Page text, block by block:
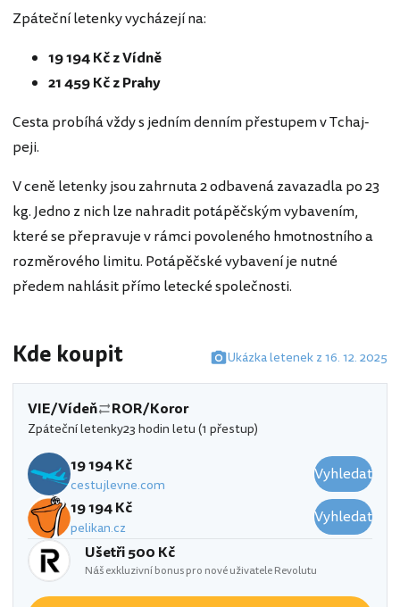
Zpáteční letenky vycházejí na:
19 194 Kč z Vídně
21 459 Kč z Prahy
Cesta probíhá vždy s jedním denním přestupem v Tchaj-
peji.
V ceně letenky jsou zahrnuta 2 odbavená zavazadla po 23
kg. Jedno z nich lze nahradit potápěčským vybavením,
které se přepravuje v rámci povoleného hmotnostního a
rozměrového limitu. Potápěčské vybavení je nutné
předem nahlásit přímo letecké společnosti.
Kde koupit Ukázka letenek z 16. 12. 2025
VIE/Vídeň ROR/Koror
Zpáteční letenky23 hodin letu (1 přestup)
19 194 Kč
cestujlevne.com
Vyhledat
19 194 Kč
pelikan.cz
Vyhledat
Ušetři 500 Kč
Náš exkluzivní bonus pro nové uživatele Revolutu